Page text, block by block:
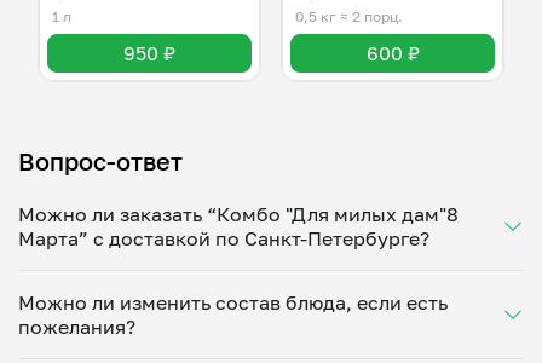
1 л
950 ₽
0,5 кг ≈ 2 порц.
600 ₽
Вопрос-ответ
Можно ли заказать “Комбо "Для милых дам"8
Марта” с доставкой по Санкт-Петербурге?
Укажите удобное время — и получите свежее
домашнее блюдо в большой порции прямо с плиты.
Можно ли изменить состав блюда, если есть
пожелания?